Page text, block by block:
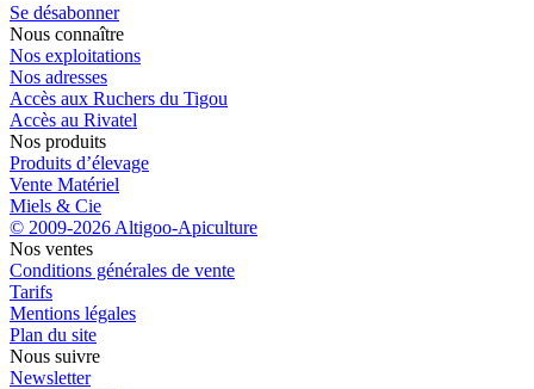
Se désabonner
Nous connaître
Nos exploitations
Nos adresses
Accès aux Ruchers du Tigou
Accès au Rivatel
Nos produits
Produits d’élevage
Vente Matériel
Miels & Cie
© 2009-2026 Altigoo-Apiculture
Nos ventes
Conditions générales de vente
Tarifs
Mentions légales
Plan du site
Nous suivre
Newsletter